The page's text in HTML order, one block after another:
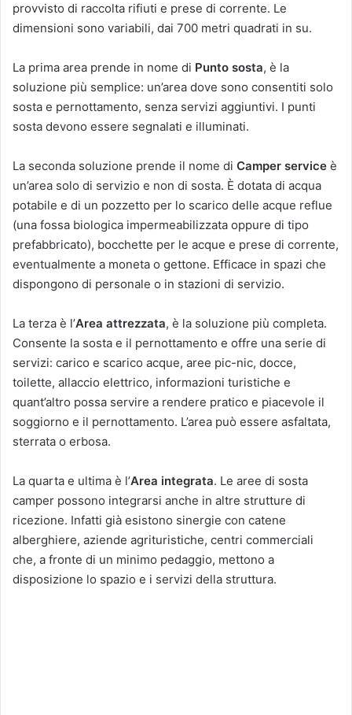
provvisto di raccolta rifiuti e prese di corrente. Le
dimensioni sono variabili, dai 700 metri quadrati in su.
La prima area prende in nome di Punto sosta, è la
soluzione più semplice: un’area dove sono consentiti solo
sosta e pernottamento, senza servizi aggiuntivi. I punti
sosta devono essere segnalati e illuminati.
La seconda soluzione prende il nome di Camper service è
un’area solo di servizio e non di sosta. È dotata di acqua
potabile e di un pozzetto per lo scarico delle acque reflue
(una fossa biologica impermeabilizzata oppure di tipo
prefabbricato), bocchette per le acque e prese di corrente,
eventualmente a moneta o gettone. Efficace in spazi che
dispongono di personale o in stazioni di servizio.
La terza è l’Area attrezzata, è la soluzione più completa.
Consente la sosta e il pernottamento e offre una serie di
servizi: carico e scarico acque, aree pic-nic, docce,
toilette, allaccio elettrico, informazioni turistiche e
quant’altro possa servire a rendere pratico e piacevole il
soggiorno e il pernottamento. L’area può essere asfaltata,
sterrata o erbosa.
La quarta e ultima è l’Area integrata. Le aree di sosta
camper possono integrarsi anche in altre strutture di
ricezione. Infatti già esistono sinergie con catene
alberghiere, aziende agrituristiche, centri commerciali
che, a fronte di un minimo pedaggio, mettono a
disposizione lo spazio e i servizi della struttura.